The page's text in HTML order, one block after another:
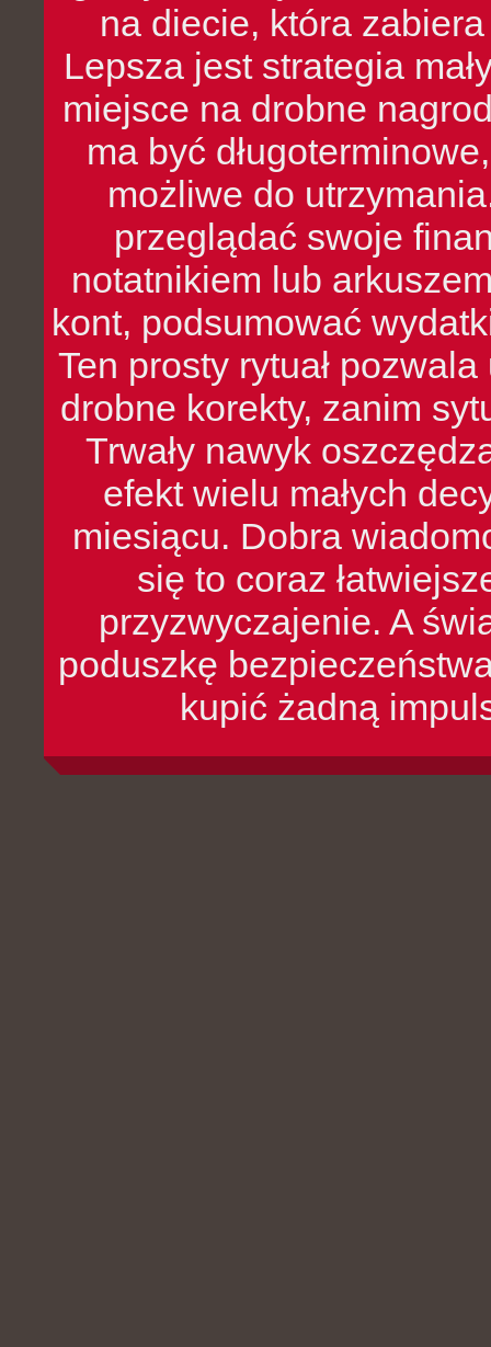
na diecie, która
Lepsza jest strategia
miejsce na drobne
ma być
możliwe do
przeglądać swoje
notatnikiem lub
kont, podsumować
Ten prosty rytuał
drobne korekty, zanim
Trwały nawyk
efekt wielu małych
miesiącu. Dobra
się to coraz
przyzwyczajenie. A
poduszkę
kupić żadną